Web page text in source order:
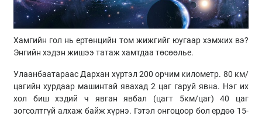
Хамгийн гол нь ертөнцийн том жижгийг юугаар хэмжих вэ?
Энгийн хэдэн жишээ татаж хамтдаа төсөөлье.
Улаанбаатараас Дархан хүртэл 200 орчим километр. 80 км/
цагийн хурдаар машинтай явахад 2 цаг гаруй явна. Нэг их
хол биш хэдий ч явган явбал (цагт 5км/цаг) 40 цаг
зогсолтгүй алхаж байж хүрнэ. Гэтэл онгоцоор бол ердөө 15-